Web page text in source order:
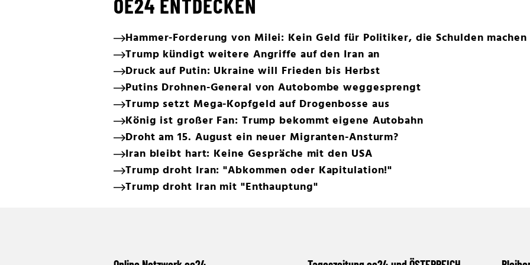
OE24 ENTDECKEN
Hammer-Forderung von Milei: Kein Geld für Politiker, die Schulden machen
Trump kündigt weitere Angriffe auf den Iran an
Druck auf Putin: Ukraine will Frieden bis Herbst
Putins Drohnen-General von Autobombe weggesprengt
Trump setzt Mega-Kopfgeld auf Drogenbosse aus
König ist großer Fan: Trump bekommt eigene Autobahn
Droht am 15. August ein neuer Migranten-Ansturm?
Iran bleibt hart: Keine Gespräche mit den USA
Trump droht Iran: "Abkommen oder Kapitulation!"
Trump droht Iran mit "Enthauptung"